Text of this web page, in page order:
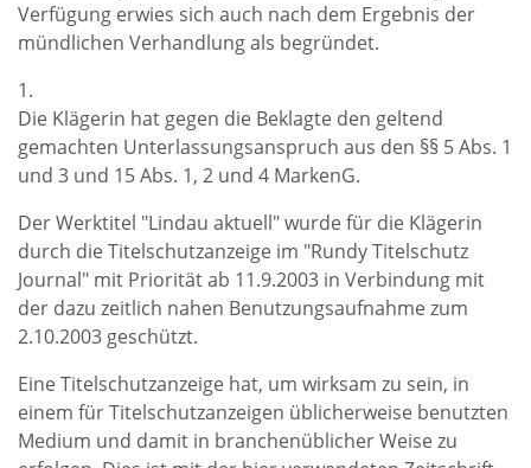
Verfügung erwies sich auch nach dem Ergebnis der
mündlichen Verhandlung als begründet.
1.
Die Klägerin hat gegen die Beklagte den geltend
gemachten Unterlassungsanspruch aus den §§ 5 Abs. 1
und 3 und 15 Abs. 1, 2 und 4 MarkenG.
Der Werktitel "Lindau aktuell" wurde für die Klägerin
durch die Titelschutzanzeige im "Rundy Titelschutz
Journal" mit Priorität ab 11.9.2003 in Verbindung mit
der dazu zeitlich nahen Benutzungsaufnahme zum
2.10.2003 geschützt.
Eine Titelschutzanzeige hat, um wirksam zu sein, in
einem für Titelschutzanzeigen üblicherweise benutzten
Medium und damit in branchenüblicher Weise zu